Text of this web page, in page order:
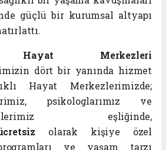
güçlü bir kurumsal altyapı
Hayat Merkezleri
dört bir yanında hizmet
Hayat Merkezlerimizde;
psikologlarımız ve
eşliğinde,
olarak kişiye özel
ve yaşam tarzı